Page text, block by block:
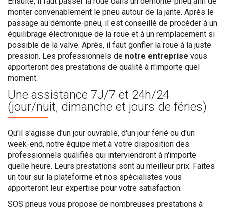
monter convenablement le pneu autour de la jante. Après le
passage au démonte-pneu, il est conseillé de procéder à un
équilibrage électronique de la roue et à un remplacement si
possible de la valve. Après, il faut gonfler la roue à la juste
pression. Les professionnels de notre entreprise vous
apporteront des prestations de qualité à n'importe quel
moment.
Une assistance 7J/7 et 24h/24
(jour/nuit, dimanche et jours de féries)
Qu'il s'agisse d'un jour ouvrable, d'un jour férié ou d'un
week-end, notre équipe met à votre disposition des
professionnels qualifiés qui interviendront à n'importe
quelle heure. Leurs prestations sont au meilleur prix. Faites
un tour sur la plateforme et nos spécialistes vous
apporteront leur expertise pour votre satisfaction.
SOS pneus vous propose de nombreuses prestations à